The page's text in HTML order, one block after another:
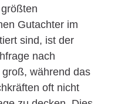
Gutachter im
sind, ist der
nach
während das
oft nicht